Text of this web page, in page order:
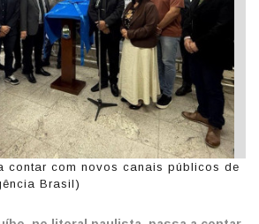
contar com novos canais públicos de
Brasil)